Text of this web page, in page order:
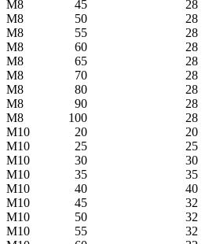
М8
45
28
М8
50
28
М8
55
28
М8
60
28
М8
65
28
М8
70
28
М8
80
28
М8
90
28
М8
100
28
М10
20
20
М10
25
25
М10
30
30
М10
35
35
М10
40
40
М10
45
32
М10
50
32
М10
55
32